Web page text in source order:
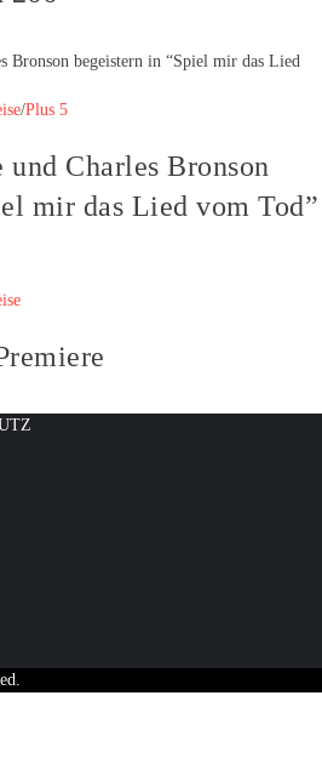
/Plus 5
Charles Bronson
mir das Lied vom Tod”